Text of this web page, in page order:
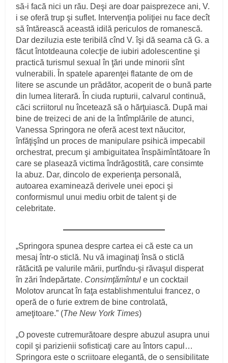
să-i facă nici un rău. Deşi are doar paisprezece ani, V.
i se oferă trup şi suflet. Intervenţia poliţiei nu face decît
să întărească această idilă periculos de romanescă.
Dar deziluzia este teribilă cînd V. îşi dă seama că G. a
făcut întotdeauna colecţie de iubiri adolescentine şi
practică turismul sexual în ţări unde minorii sînt
vulnerabili. În spatele aparenţei flatante de om de
litere se ascunde un prădător, acoperit de o bună parte
din lumea literară. În ciuda rupturii, calvarul continuă,
căci scriitorul nu încetează să o hărţuiască. După mai
bine de treizeci de ani de la întîmplările de atunci,
Vanessa Springora ne oferă acest text năucitor,
înfăţişînd un proces de manipulare psihică impecabil
orchestrat, precum şi ambiguitatea înspăimîntătoare în
care se plasează victima îndrăgostită, care consimte
la abuz. Dar, dincolo de experienţa personală,
autoarea examinează derivele unei epoci şi
conformismul unui mediu orbit de talent şi de
celebritate.
„Springora spunea despre cartea ei că este ca un
mesaj într-o sticlă. Nu vă imaginaţi însă o sticlă
rătăcită pe valurile mării, purtîndu-şi răvaşul disperat
în zări îndepărtate. Consimţămîntul e un cocktail
Molotov aruncat în faţa establishmentului francez, o
operă de o furie extrem de bine controlată,
ameţitoare.” (The New York Times)
„O poveste cutremurătoare despre abuzul asupra unui
copil şi parizienii sofisticaţi care au întors capul…
Springora este o scriitoare elegantă, de o sensibilitate